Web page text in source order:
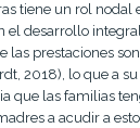
tiene un rol nodal
el desarrollo
las prestaciones
2018), lo que a
que las familias
a acudir a